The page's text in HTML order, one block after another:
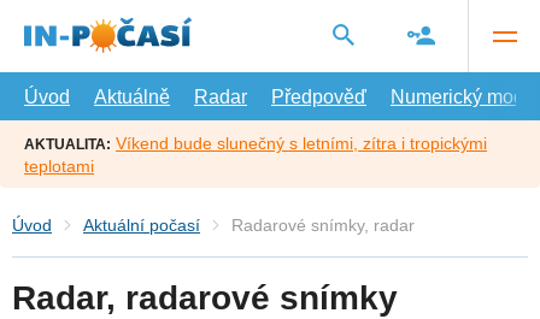
hlavní
Úvod
Aktuálně Radar Předpověď Numerický model
AKTUALITA: Víkend bude slunečný s letními, zítra i tropickými
teplotami
Úvod Aktuální počasí Radarové snímky, radar
Radar, radarové snímky